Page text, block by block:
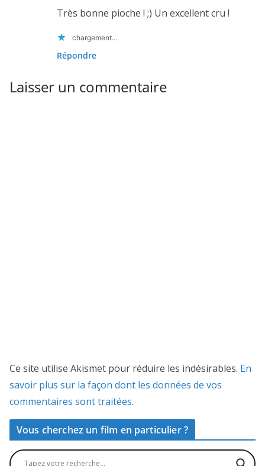
Très bonne pioche ! ;) Un excellent cru !
chargement…
Répondre
Laisser un commentaire
Ce site utilise Akismet pour réduire les indésirables. En
savoir plus sur la façon dont les données de vos
commentaires sont traitées.
Vous cherchez un film en particulier ?